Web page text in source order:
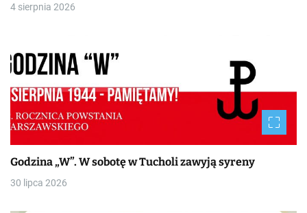
4 sierpnia 2026
Godzina „W”. W sobotę w Tucholi zawyją syreny
30 lipca 2026